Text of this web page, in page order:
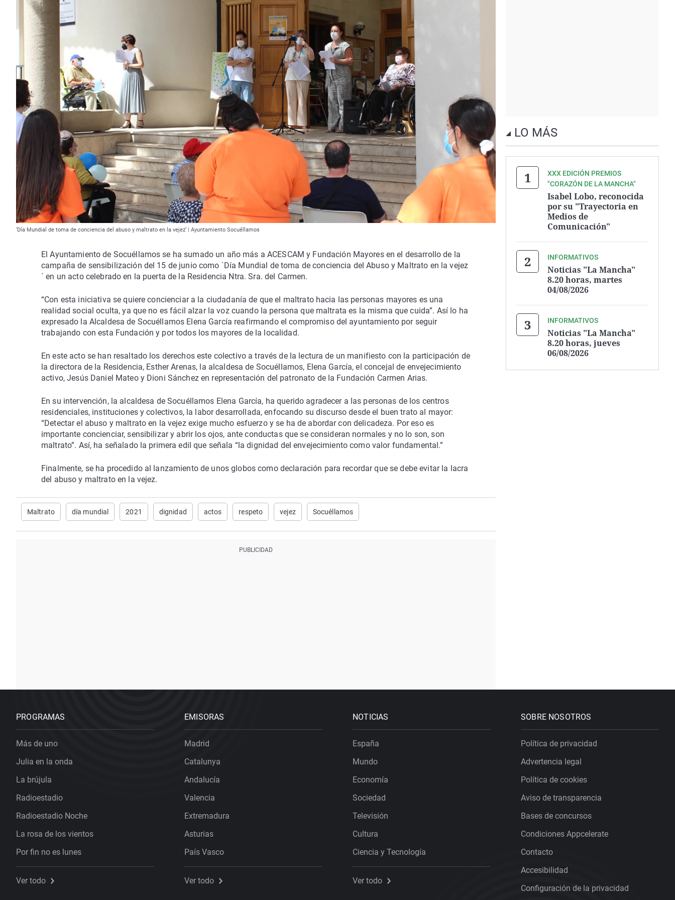
‘Día Mundial de toma de conciencia del abuso y maltrato en la vejez’ | Ayuntamiento Socuéllamos
El Ayuntamiento de Socuéllamos se ha sumado un año más a ACESCAM y Fundación Mayores en el desarrollo de la
campaña de sensibilización del 15 de junio como `Día Mundial de toma de conciencia del Abuso y Maltrato en la vejez
´ en un acto celebrado en la puerta de la Residencia Ntra. Sra. del Carmen.
“Con esta iniciativa se quiere concienciar a la ciudadanía de que el maltrato hacia las personas mayores es una
realidad social oculta, ya que no es fácil alzar la voz cuando la persona que maltrata es la misma que cuida”. Así lo ha
expresado la Alcaldesa de Socuéllamos Elena García reafirmando el compromiso del ayuntamiento por seguir
trabajando con esta Fundación y por todos los mayores de la localidad.
En este acto se han resaltado los derechos este colectivo a través de la lectura de un manifiesto con la participación de
la directora de la Residencia, Esther Arenas, la alcaldesa de Socuéllamos, Elena García, el concejal de envejecimiento
activo, Jesús Daniel Mateo y Dioni Sánchez en representación del patronato de la Fundación Carmen Arias.
En su intervención, la alcaldesa de Socuéllamos Elena García, ha querido agradecer a las personas de los centros
residenciales, instituciones y colectivos, la labor desarrollada, enfocando su discurso desde el buen trato al mayor:
“Detectar el abuso y maltrato en la vejez exige mucho esfuerzo y se ha de abordar con delicadeza. Por eso es
importante concienciar, sensibilizar y abrir los ojos, ante conductas que se consideran normales y no lo son, son
maltrato”. Así, ha señalado la primera edil que señala “la dignidad del envejecimiento como valor fundamental.”
Finalmente, se ha procedido al lanzamiento de unos globos como declaración para recordar que se debe evitar la lacra
del abuso y maltrato en la vejez.
Maltrato día mundial 2021 dignidad actos respeto vejez Socuéllamos
LO MÁS
XXX EDICIÓN PREMIOS
"CORAZÓN DE LA MANCHA"
Isabel Lobo, reconocida
por su "Trayectoria en
Medios de
Comunicación"
INFORMATIVOS
Noticias "La Mancha"
8.20 horas, martes
04/08/2026
INFORMATIVOS
Noticias "La Mancha"
8.20 horas, jueves
06/08/2026
PROGRAMAS
Más de uno
Julia en la onda
La brújula
Radioestadio
Radioestadio Noche
La rosa de los vientos
Por fin no es lunes
Ver todo
EMISORAS
Madrid
Catalunya
Andalucía
Valencia
Extremadura
Asturias
País Vasco
Ver todo
NOTICIAS
España
Mundo
Economía
Sociedad
Televisión
Cultura
Ciencia y Tecnología
Ver todo
SOBRE NOSOTROS
Política de privacidad
Advertencia legal
Política de cookies
Aviso de transparencia
Bases de concursos
Condiciones Appcelerate
Contacto
Accesibilidad
Configuración de la privacidad